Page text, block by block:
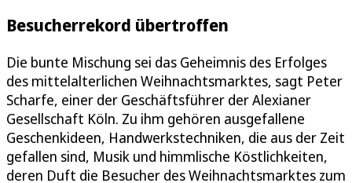
Besucherrekord übertroffen
Die bunte Mischung sei das Geheimnis des Erfolges
des mittelalterlichen Weihnachtsmarktes, sagt Peter
Scharfe, einer der Geschäftsführer der Alexianer
Gesellschaft Köln. Zu ihm gehören ausgefallene
Geschenkideen, Handwerkstechniken, die aus der Zeit
gefallen sind, Musik und himmlische Köstlichkeiten,
deren Duft die Besucher des Weihnachtsmarktes zum